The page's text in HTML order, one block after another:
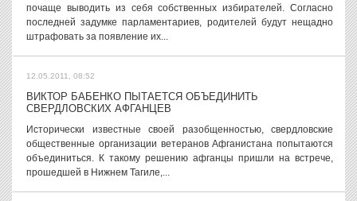
почаще выводить из себя собственных избирателей. Согласно
последней задумке парламентариев, родителей будут нещадно
штрафовать за появление их...
12.05.2011, 08:52
ВИКТОР БАБЕНКО ПЫТАЕТСЯ ОБЪЕДИНИТЬ
СВЕРДЛОВСКИХ АФГАНЦЕВ
Исторически известные своей разобщенностью, свердловские
общественные организации ветеранов Афганистана попытаются
объединиться. К такому решению афганцы пришли на встрече,
прошедшей в Нижнем Тагиле,...